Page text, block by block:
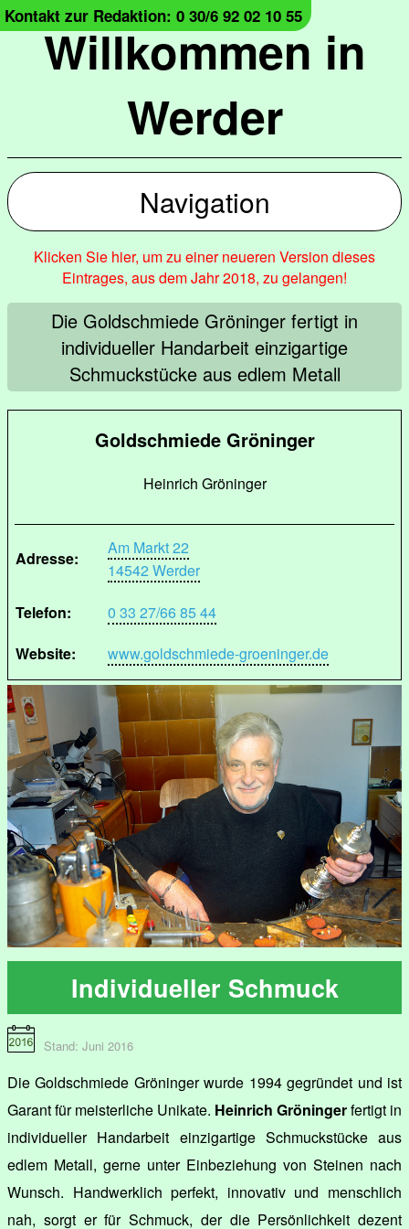
Willkommen in
Werder
Kontakt zur Redaktion: 0 30/6 92 02 10 55
Navigation
Klicken Sie hier, um zu einer neueren Version dieses
Eintrages, aus dem Jahr 2018, zu gelangen!
Die Goldschmiede Gröninger fertigt in
individueller Handarbeit einzigartige
Schmuckstücke aus edlem Metall
Goldschmiede Gröninger
Heinrich Gröninger
Adresse:
Am Markt 22
14542 Werder
Telefon:
0 33 27/66 85 44
Website:
www.goldschmiede-groeninger.de
Individueller Schmuck
Stand: Juni 2016
Die Goldschmiede Gröninger wurde 1994 gegründet und ist
Garant für meisterliche Unikate. Heinrich Gröningerfertigt in
individueller Handarbeit einzigartige Schmuckstücke aus
edlem Metall, gerne unter Einbeziehung von Steinen nach
Wunsch. Handwerklich perfekt, innovativ und menschlich
nah, sorgt er für Schmuck, der die Persönlichkeit dezent